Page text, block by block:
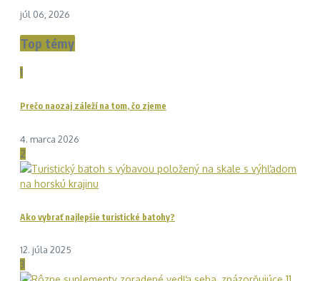
júl 06, 2026
Top témy
1
Prečo naozaj záleží na tom, čo zjeme
4. marca 2026
2
Ako vybrať najlepšie turistické batohy?
12. júla 2025
3